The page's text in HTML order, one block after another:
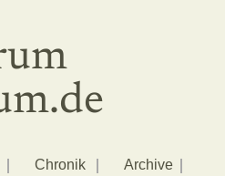
Chronik
Archive